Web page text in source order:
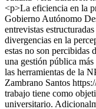
<p>La eficiencia en la
Gobierno Autónomo
entrevistas
divergencias en la
estas no son percibidas
una gestión pública
las herramientas de la
Zambrano Santos
trabajo tiene como
universitario.